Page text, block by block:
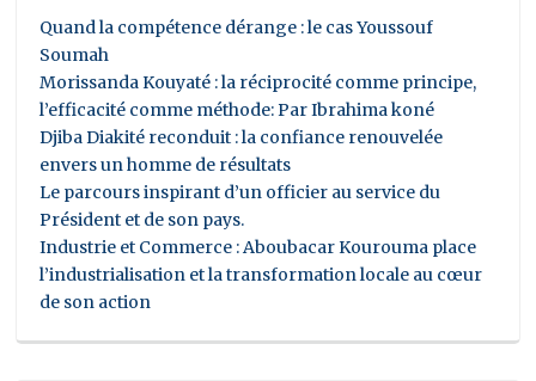
Quand la compétence dérange : le cas Youssouf
Soumah
Morissanda Kouyaté : la réciprocité comme principe,
l’efficacité comme méthode: Par Ibrahima koné
Djiba Diakité reconduit : la confiance renouvelée
envers un homme de résultats
Le parcours inspirant d’un officier au service du
Président et de son pays.
Industrie et Commerce : Aboubacar Kourouma place
l’industrialisation et la transformation locale au cœur
de son action